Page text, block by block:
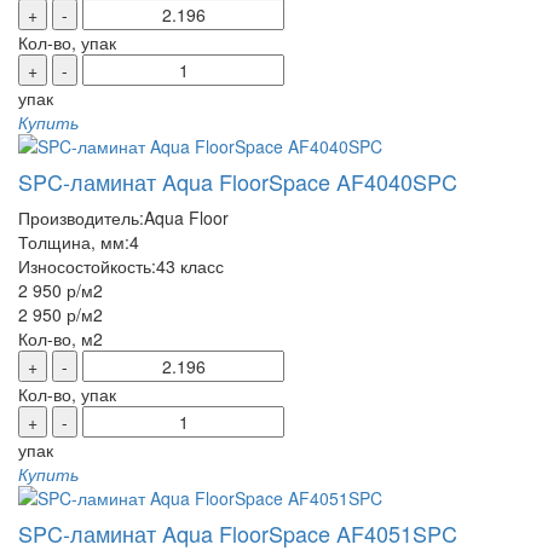
+
-
Кол-во, упак
+
-
упак
Купить
SPC-ламинат Aqua FloorSpace AF4040SPC
Производитель:Aqua Floor
Толщина, мм:4
Износостойкость:43 класс
2 950 р/м2
2 950 р/м2
Кол-во, м2
+
-
Кол-во, упак
+
-
упак
Купить
SPC-ламинат Aqua FloorSpace AF4051SPC